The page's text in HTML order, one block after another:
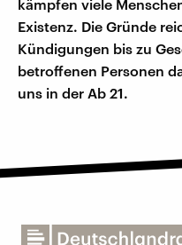
kämpfen viele
Existenz. Die Gründe
Kündigungen bis zu
betroffenen Personen
uns in der Ab 21.